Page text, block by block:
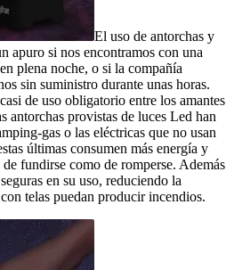
El uso de antorchas y
apuro si nos encontramos con una
plena noche, o si la compañía
sin suministro durante unas horas.
de uso obligatorio entre los amantes
antorchas provistas de luces Led han
gas o las eléctricas que no usan
últimas consumen más energía y
fundirse como de romperse. Además
en su uso, reduciendo la
telas puedan producir incendios.